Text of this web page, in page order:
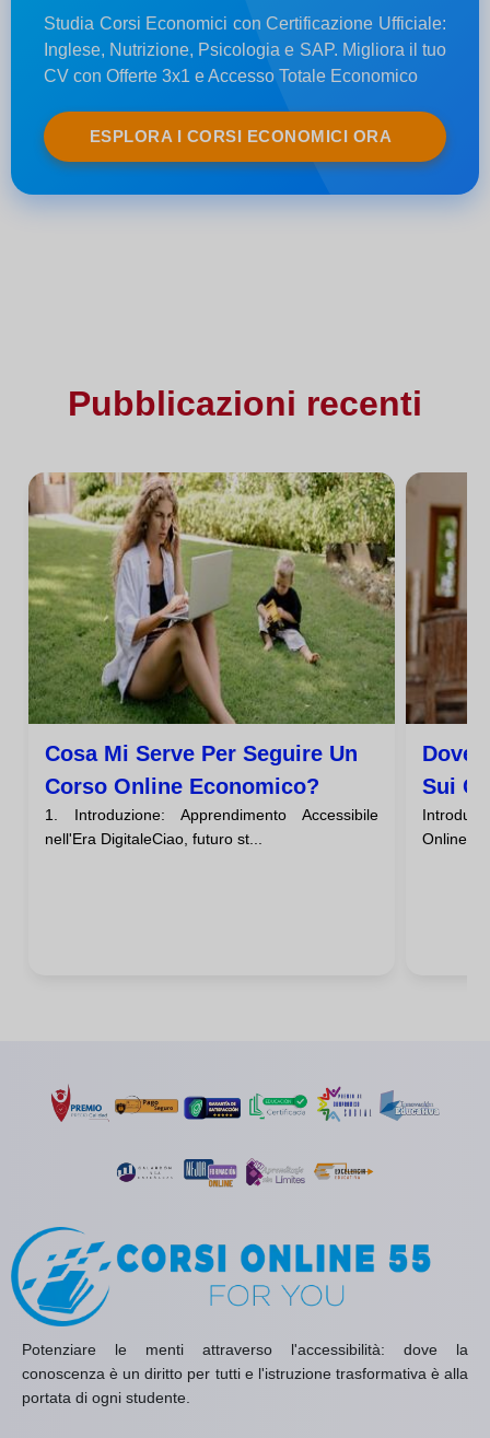
Studia Corsi Economici con Certificazione Ufficiale:
Inglese, Nutrizione, Psicologia e SAP. Migliora il tuo
CV con Offerte 3x1 e Accesso Totale Economico
ESPLORA I CORSI ECONOMICI ORA
Pubblicazioni recenti
Cosa Mi Serve Per Seguire Un
Corso Online Economico?
1. Introduzione: Apprendimento Accessibile
nell'Era DigitaleCiao, futuro st...
Dove
Sui
Online
Potenziare le menti attraverso l'accessibilità: dove la
conoscenza è un diritto per tutti e l'istruzione trasformativa è alla
portata di ogni studente.